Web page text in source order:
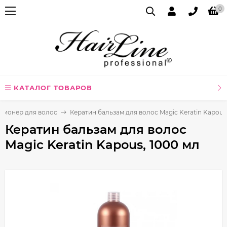
0
КАТАЛОГ ТОВАРОВ
для волос Кератин бальзам для волос Magic Keratin
Кератин бальзам для волос
Magic Keratin Kapous, 1000 мл